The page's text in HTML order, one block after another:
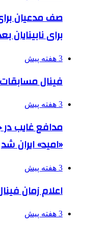
صف مدعیان
برای نابینایان بعد از
3 هفته پیش
فینال
3 هفته پیش
مدافع غایب
«امید» ایران شد
3 هفته پیش
اعلام زمان
3 هفته پیش